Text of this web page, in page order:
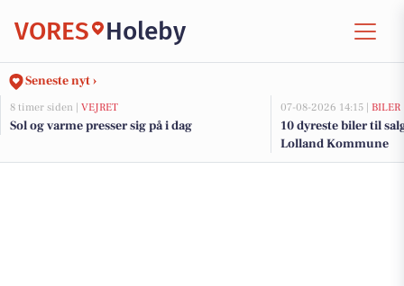
VORES Holeby
Seneste nyt ›
8 timer siden | VEJRET
Sol og varme presser sig på i dag
07-08-2026 14:15 | BILER
10 dyreste biler til
Lolland Kommune